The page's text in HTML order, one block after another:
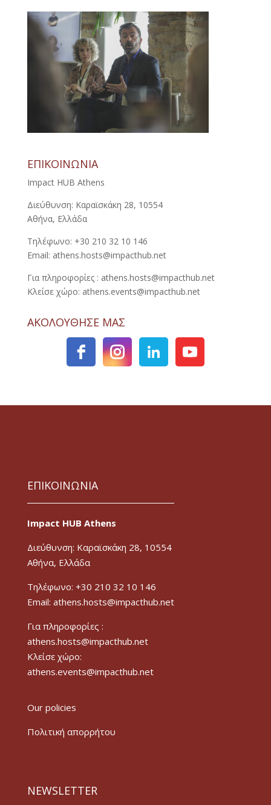
ΕΠΙΚΟΙΝΩΝΙΑ
Impact HUB Athens
Διεύθυνση: Καραϊσκάκη 28, 10554
Αθήνα, Ελλάδα
Τηλέφωνο: +30 210 32 10 146
Email: athens.hosts@impacthub.net
Για πληροφορίες : athens.hosts@impacthub.net
Κλείσε χώρο: athens.events@impacthub.net
ΑΚΟΛΟΥΘΗΣΕ ΜΑΣ
ΕΠΙΚΟΙΝΩΝΙΑ
Impact HUB Athens
Διεύθυνση: Καραϊσκάκη 28, 10554
Αθήνα, Ελλάδα
Τηλέφωνο: +30 210 32 10 146
Email: athens.hosts@impacthub.net
Για πληροφορίες :
athens.hosts@impacthub.net
Κλείσε χώρο:
athens.events@impacthub.net
Our policies
Πολιτική απορρήτου
NEWSLETTER